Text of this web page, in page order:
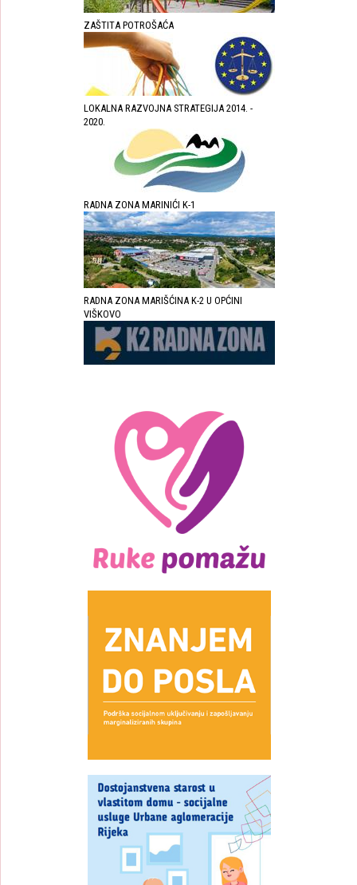
ZAŠTITA POTROŠAĆA
LOKALNA RAZVOJNA STRATEGIJA 2014. -
2020.
RADNA ZONA MARINIĆI K-1
RADNA ZONA MARIŠĆINA K-2 U OPĆINI
VIŠKOVO